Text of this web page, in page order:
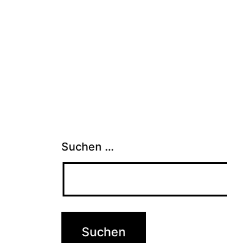
Suchen …